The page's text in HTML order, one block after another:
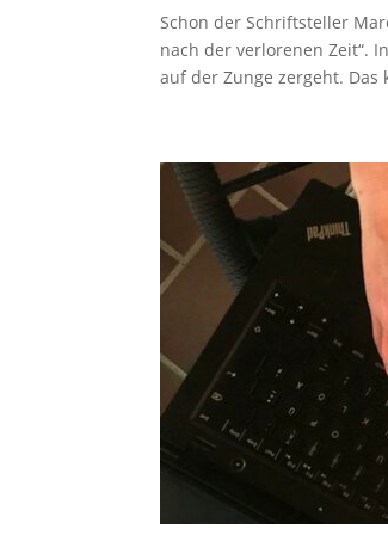
Schon der Schriftsteller
nach der verlorenen Zeit“.
auf der Zunge zergeht. Das